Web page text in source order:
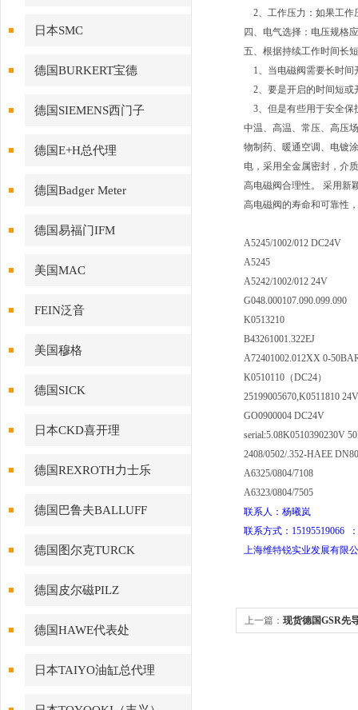
日本SMC
德国BURKERT宝德
德国SIEMENS西门子
德国E+H总代理
德国Badger Meter
德国易福门IFM
美国MAC
FEIN泛音
美国穆格
德国SICK
日本CKD喜开理
德国REXROTH力士乐
德国巴鲁夫BALLUFF
德国图尔克TURCK
德国皮尔磁PILZ
德国HAWE代表处
日本TAIYO油缸总代理
2、工作压力：如果工作
四、电气选择：电压规格
五、根据持续工作时间长
1、当电磁阀需要长时间
2、要是开启的时间短或
3、但是有些用于安全保
中温、高温、常压、高压
物制药、暖通空调、电镀
电，采用全金属密封，介
高电磁阀合理性。 采用新
高电磁阀的寿命和可靠性
A5245/1002/012 DC24V
A5245
A5242/1002/012 24V
G048.000107.090.099.090
K0513210
B43261001.322EJ
A72401002.012XX 0-
K0510110（DC24）
25199005670,K0511810
GO0900004 DC24V
serial:5.08K0510390230V
2408/0502/.352-HAEE
A6325/0804/7108
A6323/0804/7505
联系人：杨曦岚
联系方式：15195519066
上海维特锐实业发展有限
上一篇： 现货德国GSR先